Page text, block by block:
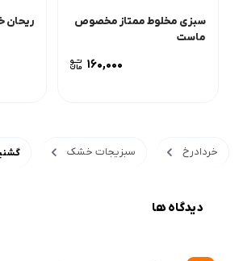
سبزی مخلوط ممتاز مخصوص
ماست
160,000
ریحان
خردادرخ سبزیجات خشک
دیدگاه ها